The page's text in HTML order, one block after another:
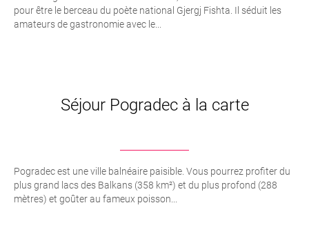
pour être le berceau du poète national Gjergj Fishta. Il séduit les
amateurs de gastronomie avec le...
Séjour Pogradec à la carte
Pogradec est une ville balnéaire paisible. Vous pourrez profiter du
plus grand lacs des Balkans (358 km²) et du plus profond (288
mètres) et goûter au fameux poisson...